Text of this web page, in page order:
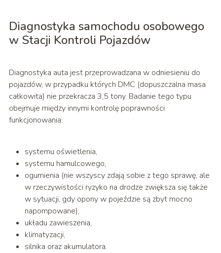
Diagnostyka samochodu osobowego
w Stacji Kontroli Pojazdów
Diagnostyka auta jest przeprowadzana w odniesieniu do
pojazdów, w przypadku których DMC (dopuszczalna masa
całkowita) nie przekracza 3,5 tony. Badanie tego typu
obejmuje między innymi kontrolę poprawności
funkcjonowania:
systemu oświetlenia,
systemu hamulcowego,
ogumienia (nie wszyscy zdają sobie z tego sprawę, ale
w rzeczywistości ryzyko na drodze zwiększa się także
w sytuacji, gdy opony w pojeździe są zbyt mocno
napompowane),
układu zawieszenia,
klimatyzacji,
silnika oraz akumulatora.